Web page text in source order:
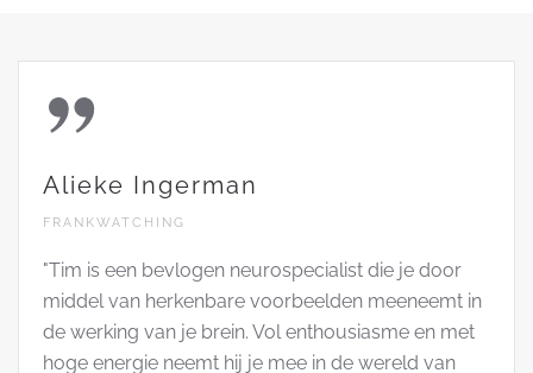
Alieke Ingerman
FRANKWATCHING
"Tim is een bevlogen neurospecialist die je door
middel van herkenbare voorbeelden meeneemt in
de werking van je brein. Vol enthousiasme en met
hoge energie neemt hij je mee in de wereld van